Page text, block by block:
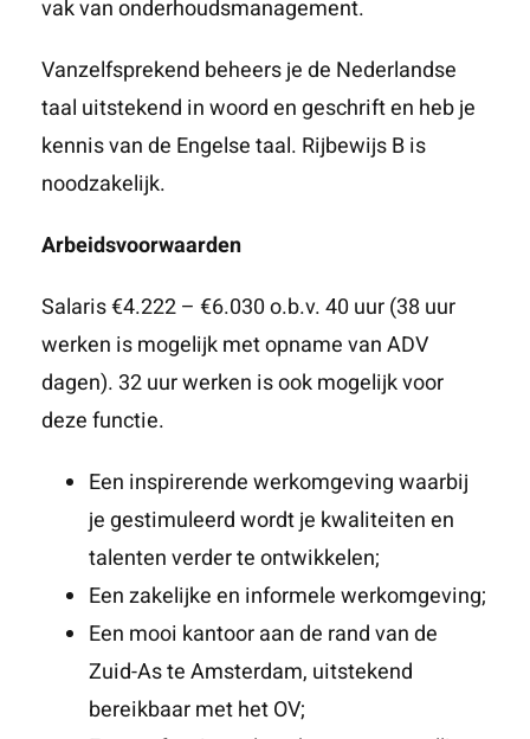
vak van onderhoudsmanagement.
Vanzelfsprekend beheers je de Nederlandse
taal uitstekend in woord en geschrift en heb je
kennis van de Engelse taal. Rijbewijs B is
noodzakelijk.
Arbeidsvoorwaarden
Salaris €4.222 – €6.030 o.b.v. 40 uur (38 uur
werken is mogelijk met opname van ADV
dagen). 32 uur werken is ook mogelijk voor
deze functie.
Een inspirerende werkomgeving waarbij
je gestimuleerd wordt je kwaliteiten en
talenten verder te ontwikkelen;
Een zakelijke en informele werkomgeving;
Een mooi kantoor aan de rand van de
Zuid-As te Amsterdam, uitstekend
bereikbaar met het OV;